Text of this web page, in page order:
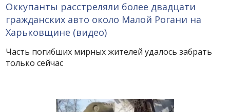
Оккупанты расстреляли более двадцати
гражданских авто около Малой Рогани на
Харьковщине (видео)
Часть погибших мирных жителей удалось забрать
только сейчас